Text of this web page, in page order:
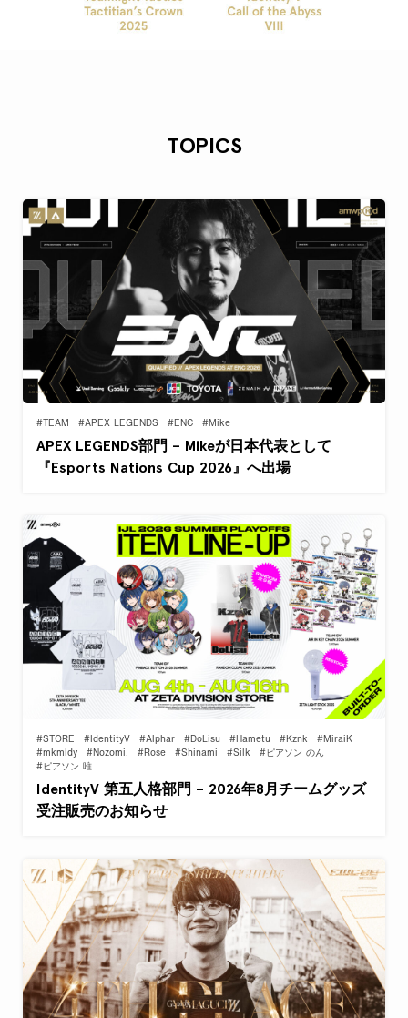
TOPICS
#TEAM #APEX LEGENDS #ENC #Mike
APEX LEGENDS部門 – Mikeが日本代表として
『Esports Nations Cup 2026』へ出場
#STORE #IdentityV #Alphar #DoLisu #Hametu #Kznk
#MiraiK
#mkmldy
#Nozomi. #Rose #Shinami #Silk
#ピアソン のん
#ピアソン 唯
IdentityV 第五人格部門 – 2026年8月チームグッズ
受注販売のお知らせ